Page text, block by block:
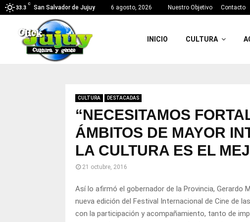
33.3
C
San Salvador de Jujuy 6 agosto, 2026 Nuestro Objetivo Contacto
INICIO CULTURA
CULTURA DESTACADAS
“NECESITAMOS
ÁMBITOS DE MAYOR
LA CULTURA ES EL
21 octubre, 2016
Así lo afirmó el gobernador de la Provincia, Gerardo
nueva edición del Festival Internacional de Cine de
con la participación y acompañamiento, tanto de